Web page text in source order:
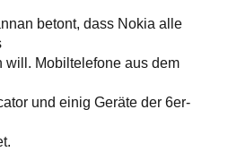
betont, dass Nokia alle
will. Mobiltelefone aus dem
und einig Geräte der 6er-